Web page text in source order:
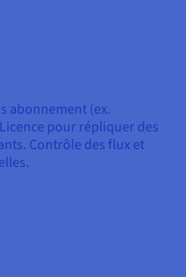
abonnement (ex.
pour répliquer des
Contrôle des flux et